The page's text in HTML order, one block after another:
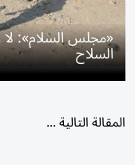
«مجلس السلام»: لا
السلاح
المقالة التالية ...